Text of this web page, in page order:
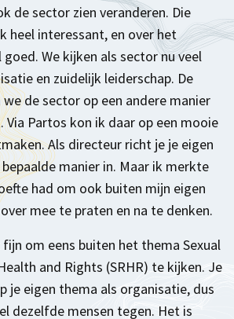
de sector zien veranderen. Die
heel interessant, en over het
We kijken als sector nu veel
en zuidelijk leiderschap. De
de sector op een andere manier
Via Partos kon ik daar op een mooie
Als directeur richt je je eigen
manier in. Maar ik merkte
had om ook buiten mijn eigen
mee te praten en na te denken.
om eens buiten het thema Sexual
and Rights (SRHR) te kijken. Je
je eigen thema als organisatie, dus
dezelfde mensen tegen. Het is